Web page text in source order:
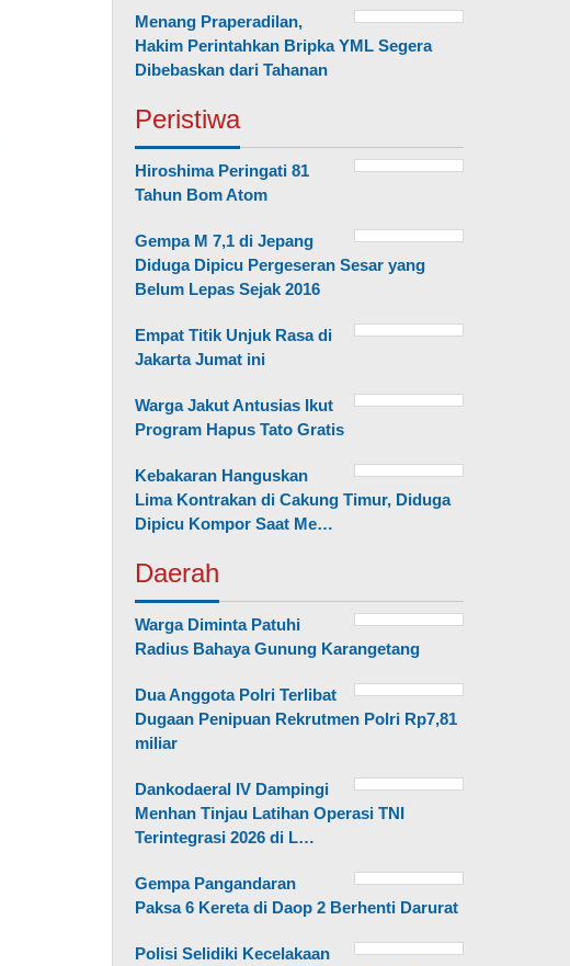
Menang Praperadilan,
Hakim Perintahkan Bripka YML Segera
Dibebaskan dari Tahanan
Peristiwa
Hiroshima Peringati 81
Tahun Bom Atom
Gempa M 7,1 di Jepang
Diduga Dipicu Pergeseran Sesar yang
Belum Lepas Sejak 2016
Empat Titik Unjuk Rasa di
Jakarta Jumat ini
Warga Jakut Antusias Ikut
Program Hapus Tato Gratis
Kebakaran Hanguskan
Lima Kontrakan di Cakung Timur, Diduga
Dipicu Kompor Saat Me…
Daerah
Warga Diminta Patuhi
Radius Bahaya Gunung Karangetang
Dua Anggota Polri Terlibat
Dugaan Penipuan Rekrutmen Polri Rp7,81
miliar
Dankodaeral IV Dampingi
Menhan Tinjau Latihan Operasi TNI
Terintegrasi 2026 di L…
Gempa Pangandaran
Paksa 6 Kereta di Daop 2 Berhenti Darurat
Polisi Selidiki Kecelakaan